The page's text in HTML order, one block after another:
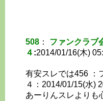
508 ： ファンクラブ
４ :2014/01/16(木)
有安スレでは456 ：
４：2014/01/15(水)
あーりんスレよりも